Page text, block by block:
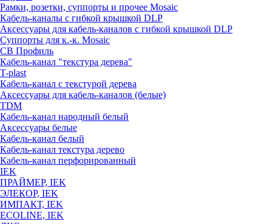
Рамки, розетки, суппорты и прочее Mosaic
Кабель-каналы с гибкой крышкой DLP
Аксессуары для кабель-каналов с гибкой крышкой DLP
Суппорты для к.-к. Mosaic
СВ Профиль
Кабель-канал "текстура дерева"
T-plast
Кабель-канал с текстурой дерева
Аксессуары для кабель-каналов (белые)
TDM
Кабель-канал народный белый
Аксессуары белые
Кабель-канал белый
Кабель-канал текстура дерево
Кабель-канал перфорированный
IEK
ПРАЙМЕР, IEK
ЭЛЕКОР, IEK
ИМПАКТ, IEK
ECOLINE, IEK